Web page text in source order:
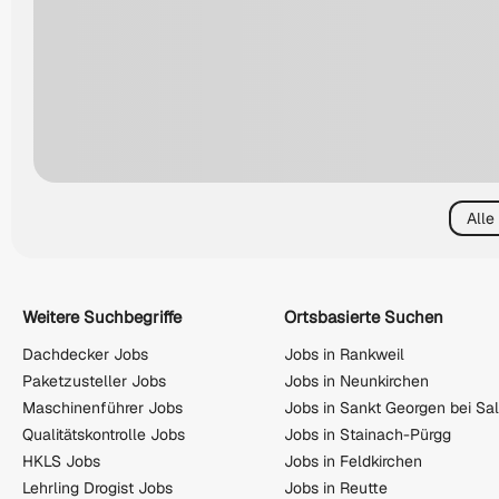
Alle
Weitere Suchbegriffe
Dachdecker Jobs
Paketzusteller Jobs
Maschinenführer Jobs
Qualitätskontrolle Jobs
HKLS Jobs
Lehrling Drogist Jobs
Ortsbasierte Suchen
Jobs in Rankweil
Jobs in Neunkirchen
Jobs in Sankt Georgen bei
Jobs in Stainach-Pürgg
Jobs in Feldkirchen
Jobs in Reutte